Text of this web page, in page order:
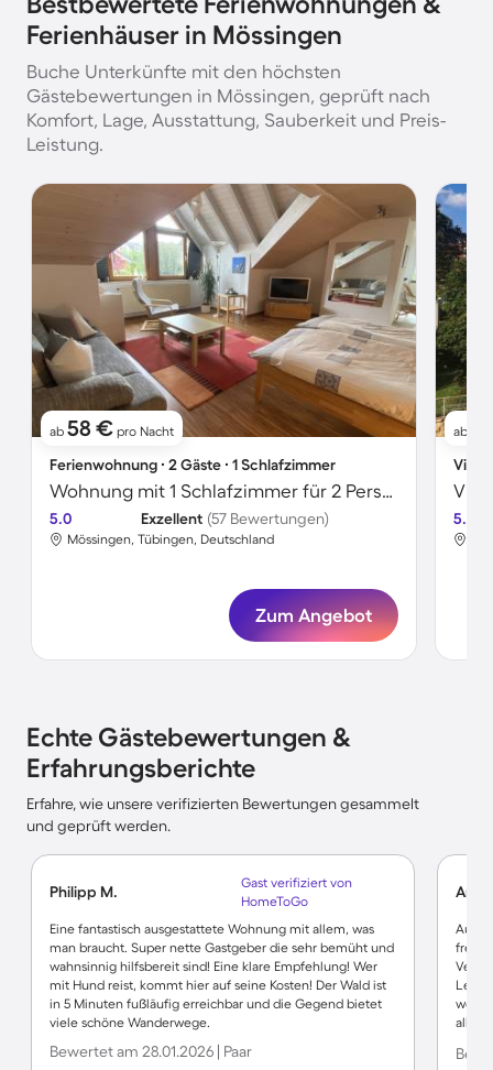
Ferienhäuser in Mössingen
Buche Unterkünfte mit den höchsten
Gästebewertungen in Mössingen, geprüft nach
Komfort, Lage, Ausstattung, Sauberkeit und Preis-
Leistung.
ab 58 € pro Nacht
Ferienwohnung ∙ 2 Gäste ∙ 1 Schlafzimmer
Wohnung mit 1 Schlafzimmer für 2 Personen
5.0 Exzellent (57 Bewertungen)
Mössingen, Tübingen, Deutschland
Zum Angebot
ab
Villa
5.0
Echte Gästebewertungen &
Erfahrungsberichte
Erfahre, wie unsere verifizierten Bewertungen gesammelt
und geprüft werden.
Philipp M.
Gast verifiziert von
HomeToGo
Eine fantastisch ausgestattete Wohnung mit allem, was
man braucht. Super nette Gastgeber die sehr bemüht und
wahnsinnig hilfsbereit sind! Eine klare Empfehlung! Wer
mit Hund reist, kommt hier auf seine Kosten! Der Wald ist
in 5 Minuten fußläufig erreichbar und die Gegend bietet
viele schöne Wanderwege.
Bewertet am 28.01.2026 | Paar
allem
jeder